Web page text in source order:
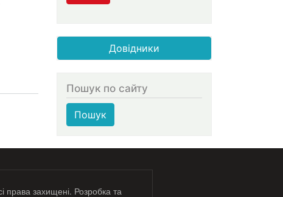
Довідники
Пошук по сайту
Пошук
захищені. Розробка та